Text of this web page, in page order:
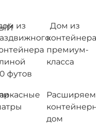
из
футов
Дом из
контейнера
премиум-
класса
дом